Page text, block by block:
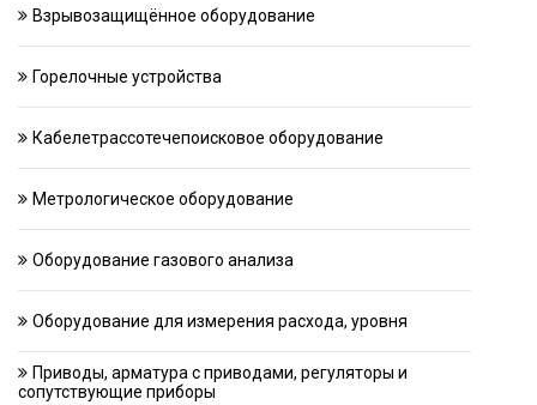
Взрывозащищённое оборудование
Горелочные устройства
Кабелетрассотечепоисковое оборудование
Метрологическое оборудование
Оборудование газового анализа
Оборудование для измерения расхода, уровня
Приводы, арматура с приводами, регуляторы и
сопутствующие приборы